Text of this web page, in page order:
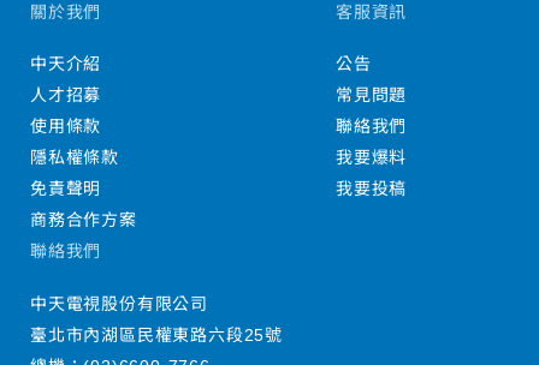
關於我們
中天介紹
人才招募
使用條款
隱私權條款
免責聲明
商務合作方案
客服資訊
公告
常見問題
聯絡我們
我要爆料
我要投稿
聯絡我們
中天電視股份有限公司
臺北市內湖區民權東路六段25號